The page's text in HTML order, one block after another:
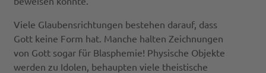
Viele Glaubensrichtungen bestehen darauf, dass
Gott keine Form hat. Manche halten Zeichnungen
von Gott sogar für Blasphemie! Physische Objekte
werden zu Idolen, behaupten viele theistische